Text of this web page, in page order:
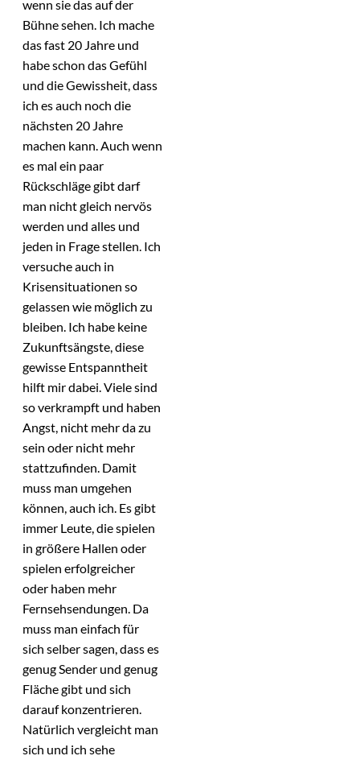
wenn sie das auf der
Bühne sehen. Ich mache
das fast 20 Jahre und
habe schon das Gefühl
und die Gewissheit, dass
ich es auch noch die
nächsten 20 Jahre
machen kann. Auch wenn
es mal ein paar
Rückschläge gibt darf
man nicht gleich nervös
werden und alles und
jeden in Frage stellen. Ich
versuche auch in
Krisensituationen so
gelassen wie möglich zu
bleiben. Ich habe keine
Zukunftsängste, diese
gewisse Entspanntheit
hilft mir dabei. Viele sind
so verkrampft und haben
Angst, nicht mehr da zu
sein oder nicht mehr
stattzufinden. Damit
muss man umgehen
können, auch ich. Es gibt
immer Leute, die spielen
in größere Hallen oder
spielen erfolgreicher
oder haben mehr
Fernsehsendungen. Da
muss man einfach für
sich selber sagen, dass es
genug Sender und genug
Fläche gibt und sich
darauf konzentrieren.
Natürlich vergleicht man
sich und ich sehe